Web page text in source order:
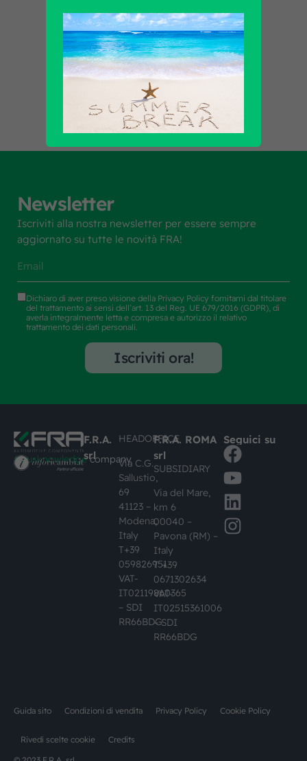
Scopri tutti i prodotti
Newsletter
Iscriviti alla nostra newsletter per essere sempre
aggiornato su tutte le novità FRA!
Dichiaro di aver preso visione della Privacy Policy fornitami dal titolare
del trattamento ai sensi dell’art. 13 del Reg. UE 679/2016 (GDPR), di
averla integralmente letta e compresa e autorizzo il relativo
trattamento dei dati personali.
Iscriviti ora!
#busknowledgecompany
F.R.A.
srl
HEADOFFICE
Via C.G.
Sallustio,
69
41123 –
Modena,
Italy
T+39
059826951
VAT-
IT02119860365
– SDI
RR66BDG
F.R.A. ROMA
srl
SUBSIDIARY
Via del Mare,
km 6
00040 –
Pavona (RM) –
Italy
T +39
0671302634
VAT-
IT02515361006
– SDI
RR66BDG
Seguici su
Guida sito Condizioni di vendita Privacy Policy Cookie Policy
Rivedi scelte cookie Credits